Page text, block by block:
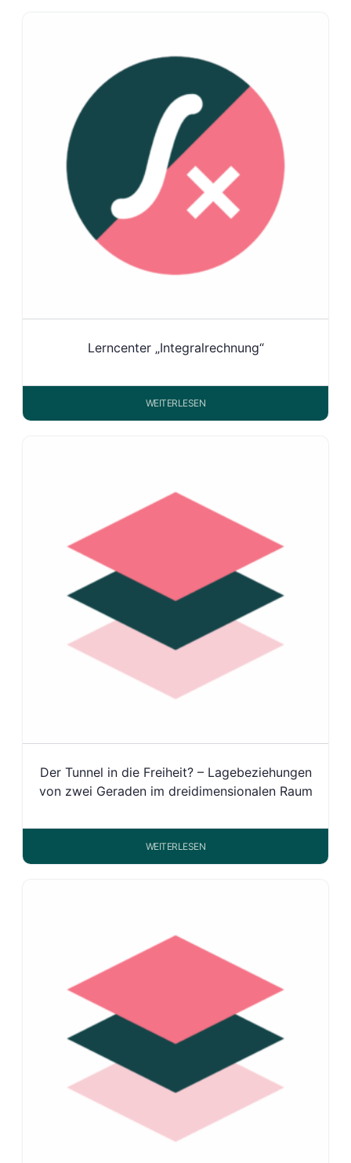
Lerncenter „Integralrechnung“
WEITERLESEN
Der Tunnel in die Freiheit? – Lagebeziehungen
von zwei Geraden im dreidimensionalen Raum
WEITERLESEN